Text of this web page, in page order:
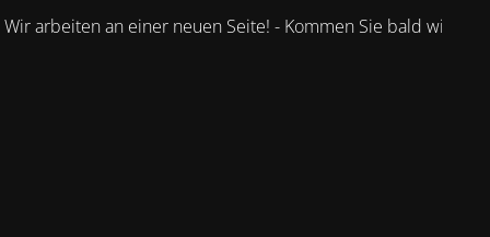
Wir arbeiten an einer neuen Seite! - Kommen Sie bald wieder.